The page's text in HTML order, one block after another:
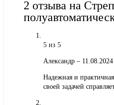
2 отзыва на
5 из 5
Александр – 11.08.2024
Надежная и
своей задачей